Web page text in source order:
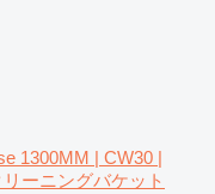
1300MM | CW30 |
ーニングバケット